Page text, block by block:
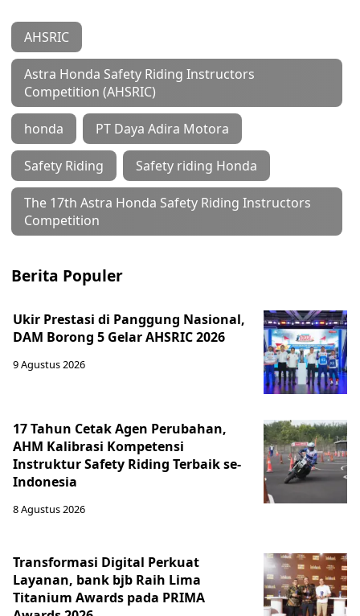
AHSRIC
Astra Honda Safety Riding Instructors
Competition (AHSRIC)
honda PT Daya Adira Motora
Safety Riding Safety riding Honda
The 17th Astra Honda Safety Riding Instructors
Competition
Berita Populer
Ukir Prestasi di Panggung Nasional,
DAM Borong 5 Gelar AHSRIC 2026
9 Agustus 2026
17 Tahun Cetak Agen Perubahan,
AHM Kalibrasi Kompetensi
Instruktur Safety Riding Terbaik se-
Indonesia
8 Agustus 2026
Transformasi Digital Perkuat
Layanan, bank bjb Raih Lima
Titanium Awards pada PRIMA